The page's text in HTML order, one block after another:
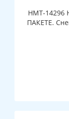
НМТ-14296
ПАКЕТЕ.